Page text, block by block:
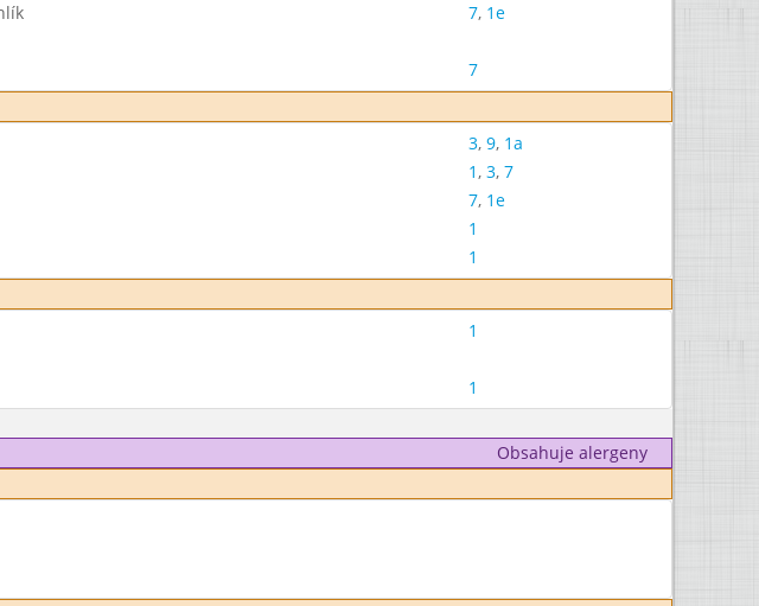
7, 1e
7
3, 9, 1a
1, 3, 7
7, 1e
1
1
1
1
Obsahuje alergeny